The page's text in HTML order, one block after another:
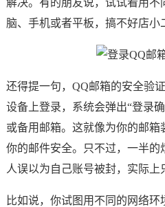
解决。有的朋友说，试试看用不
脑、手机或者平板，搞不好店小
还得提一句，QQ邮箱的安全验
设备上登录，系统会弹出“登录
或备用邮箱。这就像为你的邮
你的邮件安全。只不过，一半的
人误以为自己账号被封，实际上
比如说，你试图用不同的网络